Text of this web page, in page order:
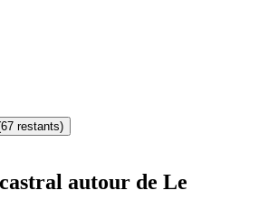
67 restants)
autour de Le